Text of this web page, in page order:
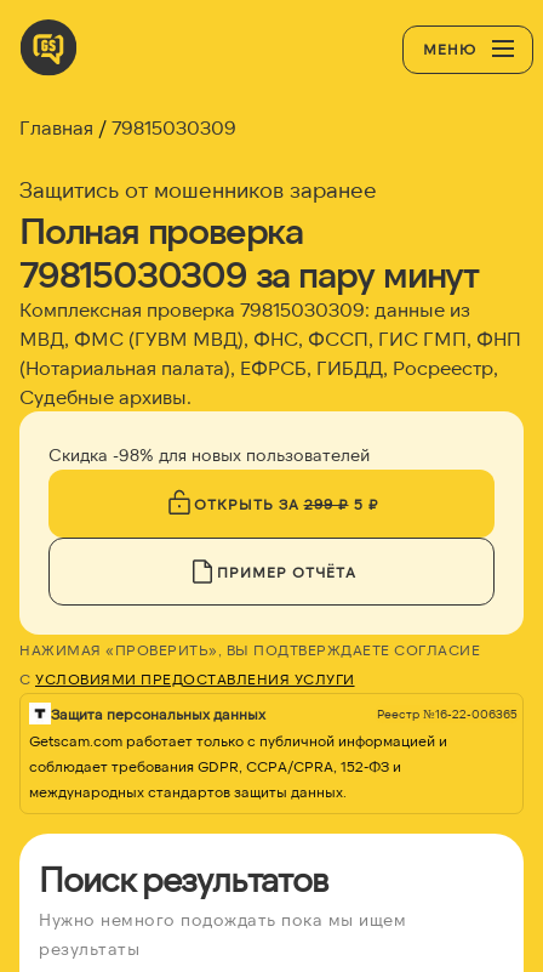
МЕНЮ
Главная 79815030309
Защитись от мошенников заранее
Полная проверка
79815030309 за пару минут
Комплексная проверка 79815030309: данные из
МВД, ФМС (ГУВМ МВД), ФНС, ФССП, ГИС ГМП, ФНП
(Нотариальная палата), ЕФРСБ, ГИБДД, Росреестр,
Судебные архивы.
Скидка -98% для новых пользователей
ОТКРЫТЬ ЗА299 ₽5 ₽
ПРИМЕР ОТЧЁТА
НАЖИМАЯ «ПРОВЕРИТЬ», ВЫ ПОДТВЕРЖДАЕТЕ СОГЛАСИЕ
С УСЛОВИЯМИ ПРЕДОСТАВЛЕНИЯ УСЛУГИ
Защита персональных данных Реестр №16-22-006365
Getscam.com работает только с публичной информацией и
соблюдает требования GDPR, CCPA/CPRA, 152-ФЗ и
международных стандартов защиты данных.
Поиск результатов
Нужно немного подождать пока мы ищем
результаты